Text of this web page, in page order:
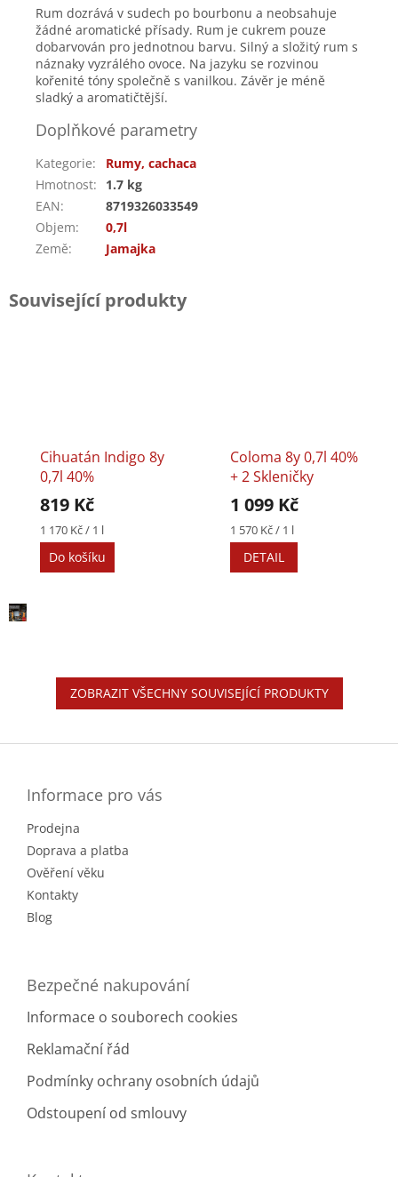
Rum dozrává v sudech po bourbonu a neobsahuje
žádné aromatické přísady. Rum je cukrem pouze
dobarvován pro jednotnou barvu. Silný a složitý rum s
náznaky vyzrálého ovoce. Na jazyku se rozvinou
kořenité tóny společně s vanilkou. Závěr je méně
sladký a aromatičtější.
Doplňkové parametry
Kategorie:
Rumy, cachaca
Hmotnost:
1.7 kg
EAN:
8719326033549
Objem:
0,7l
Země: Jamajka
Související produkty
Cihuatán Indigo 8y
0,7l 40%
819 Kč
Měrná
cena:
1 170 Kč / 1 l
Do košíku
Coloma 8y 0,7l 40%
+ 2 Skleničky
1 099 Kč
Měrná
cena:
1 570 Kč / 1 l
DETAIL
ZOBRAZIT VŠECHNY SOUVISEJÍCÍ PRODUKTY
Informace pro vás
Prodejna
Doprava a platba
Ověření věku
Kontakty
Blog
Bezpečné nakupování
Informace o souborech cookies
Reklamační řád
Podmínky ochrany osobních údajů
Odstoupení od smlouvy